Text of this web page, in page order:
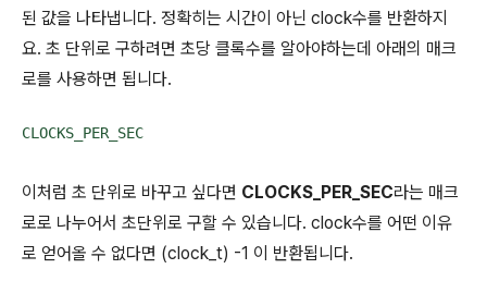
된 값을 나타냅니다. 정확히는 시간이 아닌 clock수를 반환하지
요. 초 단위로 구하려면 초당 클록수를 알아야하는데 아래의 매크
로를 사용하면 됩니다.
CLOCKS_PER_SEC
이처럼 초 단위로 바꾸고 싶다면 CLOCKS_PER_SEC라는 매크
로로 나누어서 초단위로 구할 수 있습니다. clock수를 어떤 이유
로 얻어올 수 없다면 (clock_t) -1 이 반환됩니다.